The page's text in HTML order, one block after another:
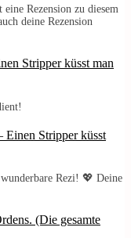
Rezension zu diesem
deine Rezension
Stripper küsst man
Einen Stripper küsst
Rezi! 💖 Deine
(Die gesamte